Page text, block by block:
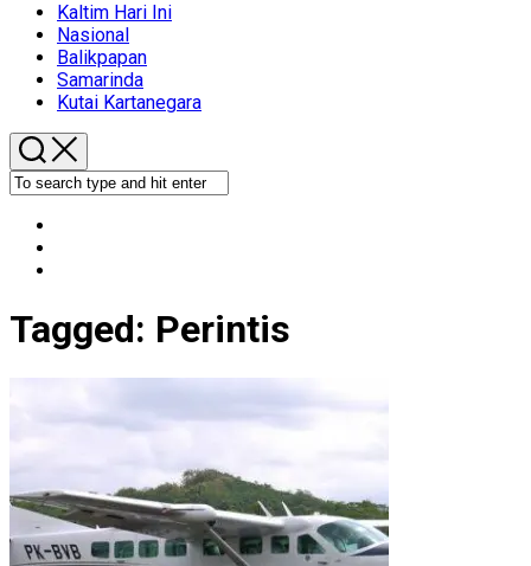
Kaltim Hari Ini
Nasional
Balikpapan
Samarinda
Kutai Kartanegara
Tagged: Perintis